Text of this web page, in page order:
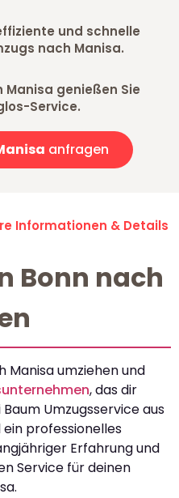
und schnelle
nach Manisa.
Manisa genießen Sie
Service.
anfragen
Informationen & Details
Bonn nach
Manisa umziehen und
, das dir
Umzugsservice aus
professionelles
Erfahrung und
Service für deinen